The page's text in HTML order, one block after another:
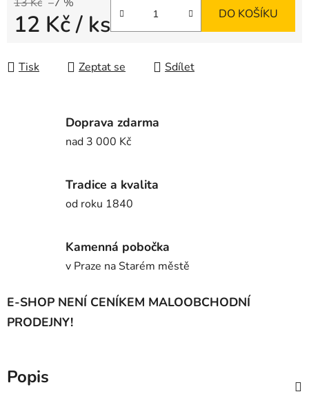
12 Kč/ ks DO KOŠÍKU
Tisk Zeptat se Sdílet
Doprava zdarma
nad 3 000 Kč
Tradice a kvalita
od roku 1840
Kamenná pobočka
v Praze na Starém městě
E-SHOP NENÍ CENÍKEM MALOOBCHODNÍ
PRODEJNY!
Popis